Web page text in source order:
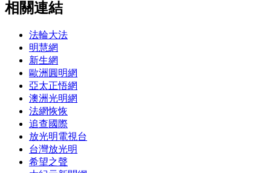
相關連結
法輪大法
明慧網
新生網
歐洲圓明網
亞太正悟網
澳洲光明網
法網恢恢
追查國際
放光明電視台
台灣放光明
希望之聲